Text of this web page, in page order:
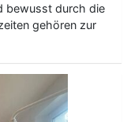
bewusst durch die
gehören zur